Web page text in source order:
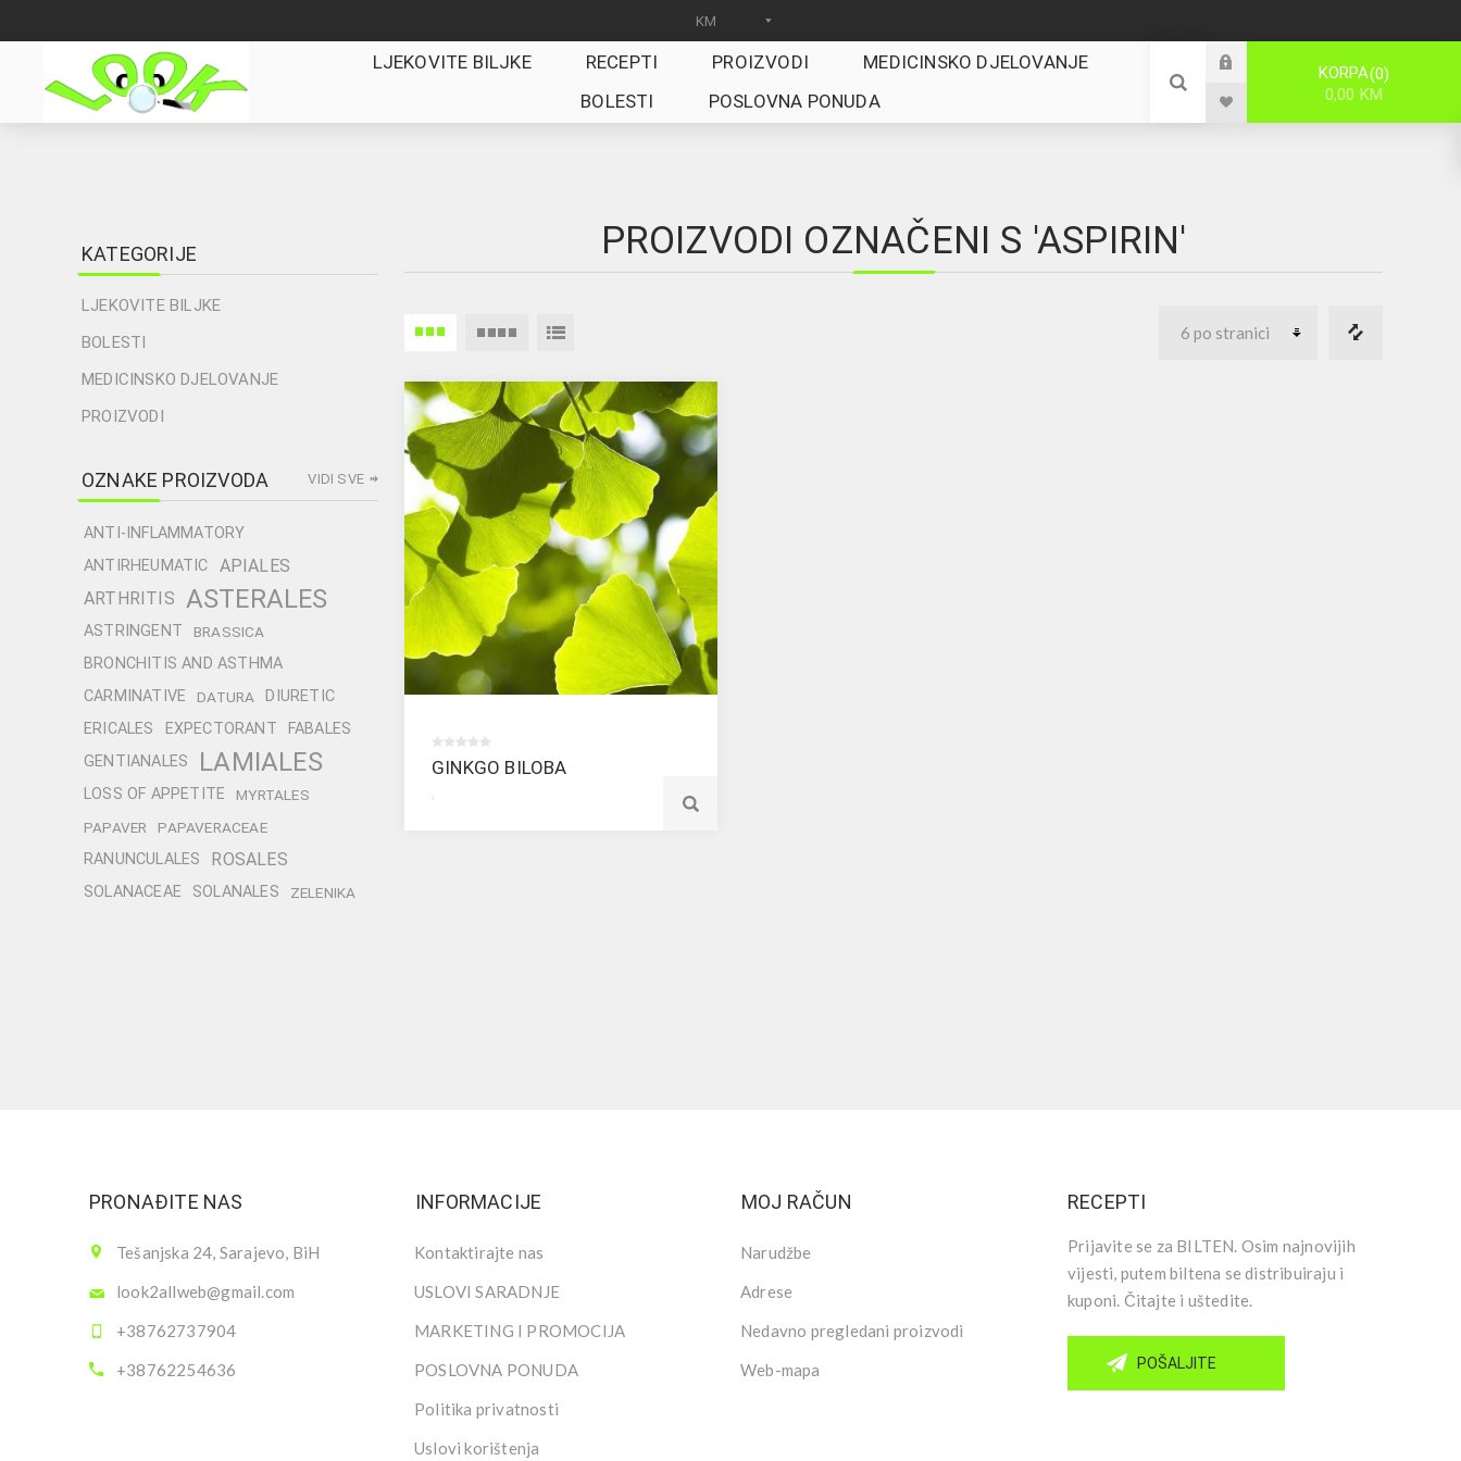
LJEKOVITE BILJKE RECEPTI PROIZVODI
MEDICINSKO DJELOVANJE
BOLESTI
POSLOVNA PONUDA
KORPA 0
0,00 KM
PROIZVODI OZNAČENI S 'ASPIRIN'
GINKGO BILOBA
.
KATEGORIJE
LJEKOVITE BILJKE
BOLESTI
MEDICINSKO DJELOVANJE
PROIZVODI
OZNAKE PROIZVODA
ANTI-INFLAMMATORY
ANTIRHEUMATIC
APIALES
ARTHRITIS ASTERALES
ASTRINGENT BRASSICA
BRONCHITIS AND ASTHMA
CARMINATIVE
DATURA
DIURETIC
ERICALES
EXPECTORANT
FABALES
GENTIANALES
LAMIALES
LOSS OF APPETITE
MYRTALES
PAPAVER
PAPAVERACEAE
RANUNCULALES ROSALES
SOLANACEAE SOLANALES ZELENIKA
VIDI SVE
PRONAĐITE NAS
Tešanjska 24, Sarajevo, BiH
look2allweb@gmail.com
+38762737904
+38762254636
INFORMACIJE
Kontaktirajte nas
USLOVI SARADNJE
MARKETING I PROMOCIJA
POSLOVNA PONUDA
Politika privatnosti
Uslovi korištenja
MOJ RAČUN
Narudžbe
Adrese
Nedavno pregledani proizvodi
Web-mapa
RECEPTI
Prijavite se za BILTEN. Osim najnovijih
vijesti, putem biltena se distribuiraju i
kuponi. Čitajte i uštedite.
POŠALJITE